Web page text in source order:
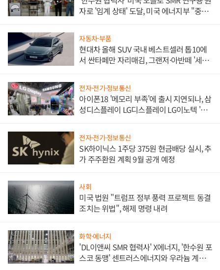
자로 '임계 상태' 도달, 미국 에너지부 "중요
자동차·부품
현대차 올해 SUV 국내 베스트셀러 톱10에
서 싼타페만 자리매김, 그랜저·아반떼 '세단
전자·전기·정보통신
아이폰18 '메모리 부족'에 출시 지연되나, 삼
성디스플레이 LG디스플레이 LG이노텍 '탈
전자·전기·정보통신
SK하이닉스 1주당 375원 현금배당 실시, 추
가 주주환원 계획 9월 공개 예정
사회
미국 법원 "트럼프 정부 풍력 프로젝트 동결
조치는 위법", 해제 명령 내려
화학·에너지
'DL이앤씨 SMR 협력사' X에너지, '한수원 포
스코 동맹' 센트러스에너지와 우라늄 계약